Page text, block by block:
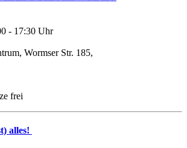
- 17:30 Uhr
Wormser Str. 185,
frei
alles!